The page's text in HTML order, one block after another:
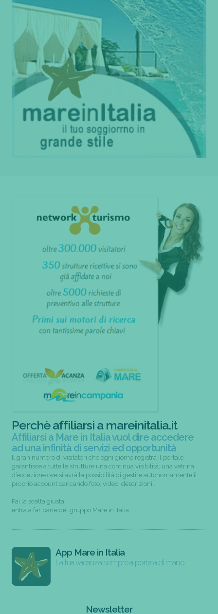
Perchè affiliarsi a mareinitalia.it
Affiliarsi a Mare in Italia vuol dire accedere
ad una infinità di servizi ed opportunità
Il gran numero di visitatori che ogni giorno registra il portale
garantisce a tutte le strutture una continua visibilità; una vetrina
d’eccezione ove si avrà la possibilità di gestire autonomamente il
proprio account caricando foto, video, descrizioni...
Fai la scelta giusta,
entra a far parte del gruppo Mare in Italia
App Mare in Italia
La tua vacanza sempre a portata di mano
Newsletter